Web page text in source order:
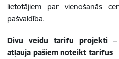
lietotājiem par vienošanās
pašvaldība.
Divu veidu tarifu projekti
atļauja pašiem noteikt tarifus